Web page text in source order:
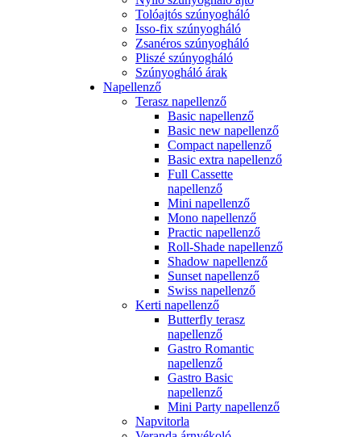
Tolóajtós szúnyogháló
Isso-fix szúnyogháló
Zsanéros szúnyogháló
Pliszé szúnyogháló
Szúnyogháló árak
Napellenző
Terasz napellenző
Basic napellenző
Basic new napellenző
Compact napellenző
Basic extra napellenző
Full Cassette
napellenző
Mini napellenző
Mono napellenző
Practic napellenző
Roll-Shade napellenző
Shadow napellenző
Sunset napellenző
Swiss napellenző
Kerti napellenző
Butterfly terasz
napellenző
Gastro Romantic
napellenző
Gastro Basic
napellenző
Mini Party napellenző
Napvitorla